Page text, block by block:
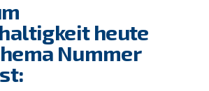
heute
Nummer